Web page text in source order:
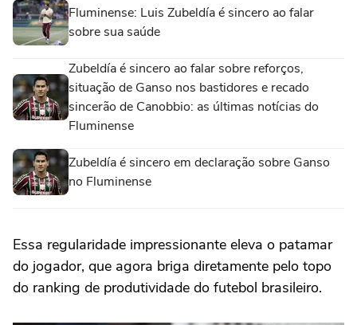
Fluminense: Luis Zubeldía é sincero ao falar
sobre sua saúde
Zubeldía é sincero ao falar sobre reforços,
situação de Ganso nos bastidores e recado
sincerão de Canobbio: as últimas notícias do
Fluminense
Zubeldía é sincero em declaração sobre Ganso
no Fluminense
Essa regularidade impressionante eleva o patamar
do jogador, que agora briga diretamente pelo topo
do ranking de produtividade do futebol brasileiro.